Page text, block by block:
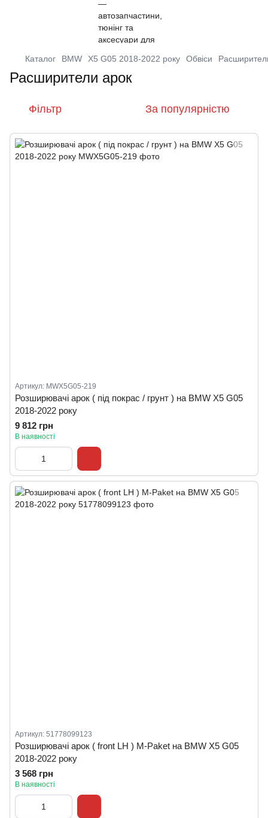
Каталог BMW X5 G05 2018-2022 року Обвіси
Расширители арок
Фільтр За популярністю
Артикул: MWX5G05-219
Розширювачі арок ( під покрас / грунт ) на BMW X5 G05
2018-2022 року
9 812 грн
В наявності
Артикул: 51778099123
Розширювачі арок ( front LH ) M-Paket на BMW X5 G05
2018-2022 року
3 568 грн
В наявності